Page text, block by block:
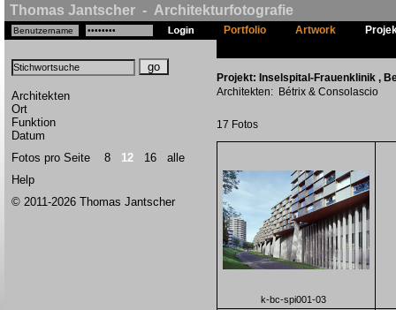
Thomas Jantscher - Architekturfotografie
Architekten
Ort
Funktion
Datum
Fotos pro Seite 8 12 16
alle
Help
© 2011-2026 Thomas Jantscher
Portfolio Artwork
Projekt: Inselspital-Frauenklinik ,
Architekten: Bétrix & Consolascio
17 Fotos
k-bc-spi001-03